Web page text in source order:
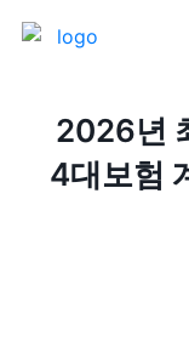
프론트
2026년
4대보험